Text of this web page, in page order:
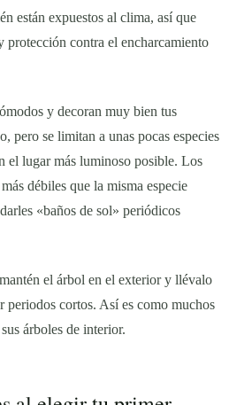
están expuestos al clima, así que
protección contra el encharcamiento
y decoran muy bien tus
pero se limitan a unas pocas especies
el lugar más luminoso posible. Los
débiles que la misma especie
«baños de sol» periódicos
el árbol en el exterior y llévalo
cortos. Así es como muchos
árboles de interior.